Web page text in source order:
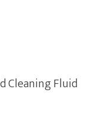
Cleaning Fluid